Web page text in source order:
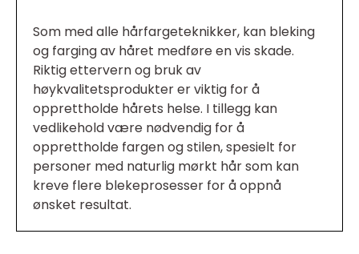
Som med alle hårfargeteknikker, kan bleking
og farging av håret medføre en vis skade.
Riktig ettervern og bruk av
høykvalitetsprodukter er viktig for å
opprettholde hårets helse. I tillegg kan
vedlikehold være nødvendig for å
opprettholde fargen og stilen, spesielt for
personer med naturlig mørkt hår som kan
kreve flere blekeprosesser for å oppnå
ønsket resultat.